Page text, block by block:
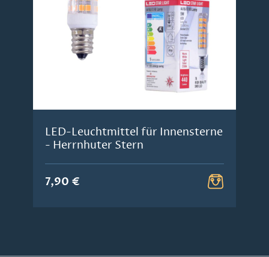
LED-Leuchtmittel für Innensterne
- Herrnhuter Stern
7,90 €